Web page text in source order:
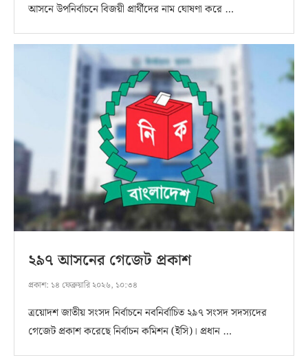
আসনে উপনির্বাচনে বিজয়ী প্রার্থীদের নাম ঘোষণা করে …
২৯৭ আসনের গেজেট প্রকাশ
প্রকাশ: ১৪ ফেব্রুয়ারি ২০২৬, ১০:৩৪
ত্রয়োদশ জাতীয় সংসদ নির্বাচনে নবনির্বাচিত ২৯৭ সংসদ সদস্যদের
গেজেট প্রকাশ করেছে নির্বাচন কমিশন (ইসি)। প্রধান …